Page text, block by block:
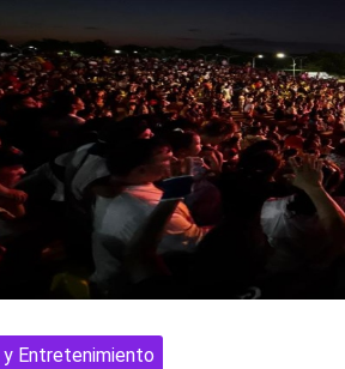
y Entretenimiento